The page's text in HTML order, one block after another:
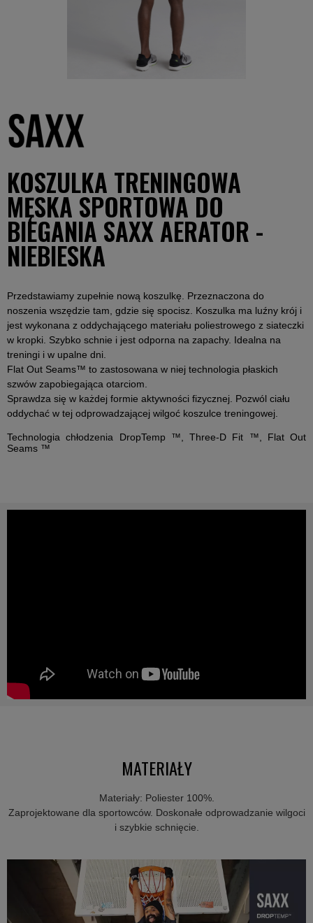
KOSZULKA TRENINGOWA
MĘSKA SPORTOWA DO
BIEGANIA SAXX AERATOR -
NIEBIESKA
Przedstawiamy zupełnie nową koszulkę. Przeznaczona do
noszenia wszędzie tam, gdzie się spocisz. Koszulka ma luźny krój i
jest wykonana z oddychającego materiału poliestrowego z siateczki
w kropki. Szybko schnie i jest odporna na zapachy. Idealna na
treningi i w upalne dni.
Flat Out Seams™ to zastosowana w niej technologia płaskich
szwów zapobiegająca otarciom.
Sprawdza się w każdej formie aktywności fizycznej. Pozwól ciału
oddychać w tej odprowadzającej wilgoć koszulce treningowej.
Technologia chłodzenia DropTemp ™, Three-D Fit ™, Flat Out
Seams ™
MATERIAŁY
Materiały: Poliester 100%.
Zaprojektowane dla sportowców. Doskonałe odprowadzanie wilgoci
i szybkie schnięcie.